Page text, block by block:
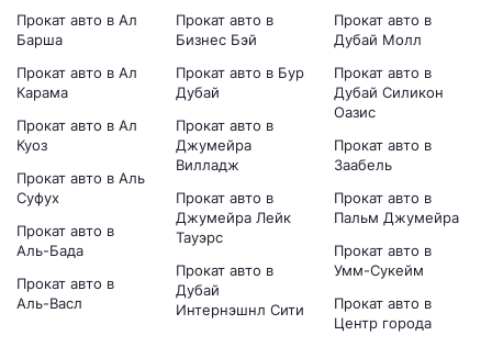
Прокат авто в Ал
Барша
Прокат авто в Ал
Карама
Прокат авто в Ал
Куоз
Прокат авто в Аль
Суфух
Прокат авто в
Аль-Бада
Прокат авто в
Аль-Васл
Прокат авто в
Бизнес Бэй
Прокат авто в Бур
Дубай
Прокат авто в
Джумейра
Вилладж
Прокат авто в
Джумейра Лейк
Тауэрс
Прокат авто в
Дубай
Интернэшнл Сити
Прокат авто в
Дубай Молл
Прокат авто в
Дубай Силикон
Оазис
Прокат авто в
Заабель
Прокат авто в
Пальм Джумейра
Прокат авто в
Умм-Сукейм
Прокат авто в
Центр города